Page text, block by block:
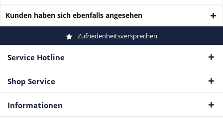
Kunden haben sich ebenfalls angesehen
Zufriedenheitsversprechen
Service Hotline
Shop Service
Informationen